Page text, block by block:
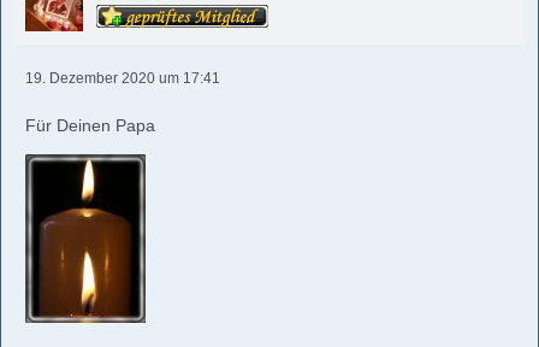
19. Dezember 2020 um 17:41
Für Deinen Papa